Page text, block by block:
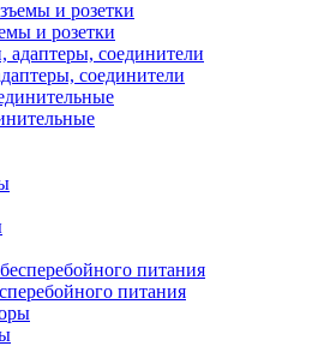
и розетки
соединители
питания